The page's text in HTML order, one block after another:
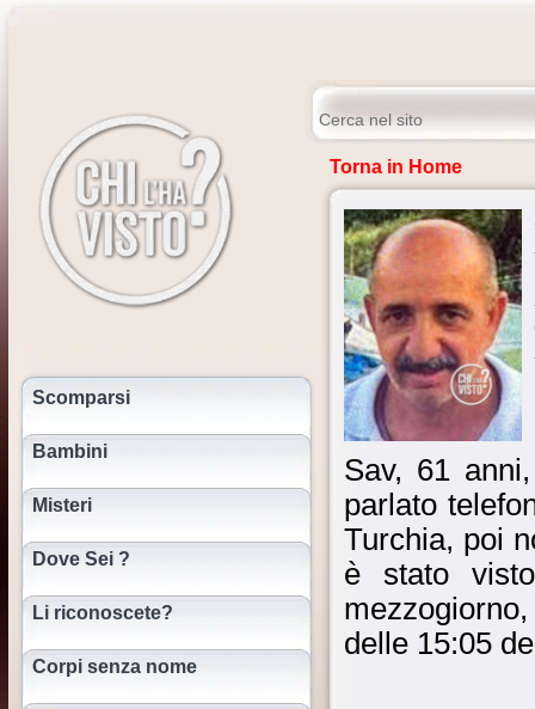
Scomparsi
Bambini
Misteri
Dove Sei ?
Li riconoscete?
Corpi senza nome
Torna in Home
Sav, 61
parlato
Turchia, poi
è stato
delle 15:05